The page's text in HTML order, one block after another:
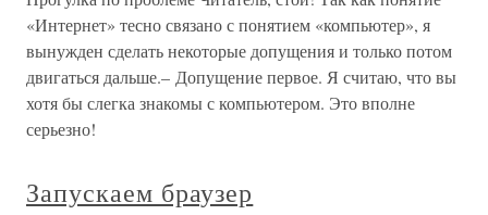
«Интернет» тесно связано с понятием «компьютер», я
вынужден сделать некоторые допущения и только потом
двигаться дальше.– Допущение первое. Я считаю, что вы
хотя бы слегка знакомы с компьютером. Это вполне
серьезно!
Запускаем браузер